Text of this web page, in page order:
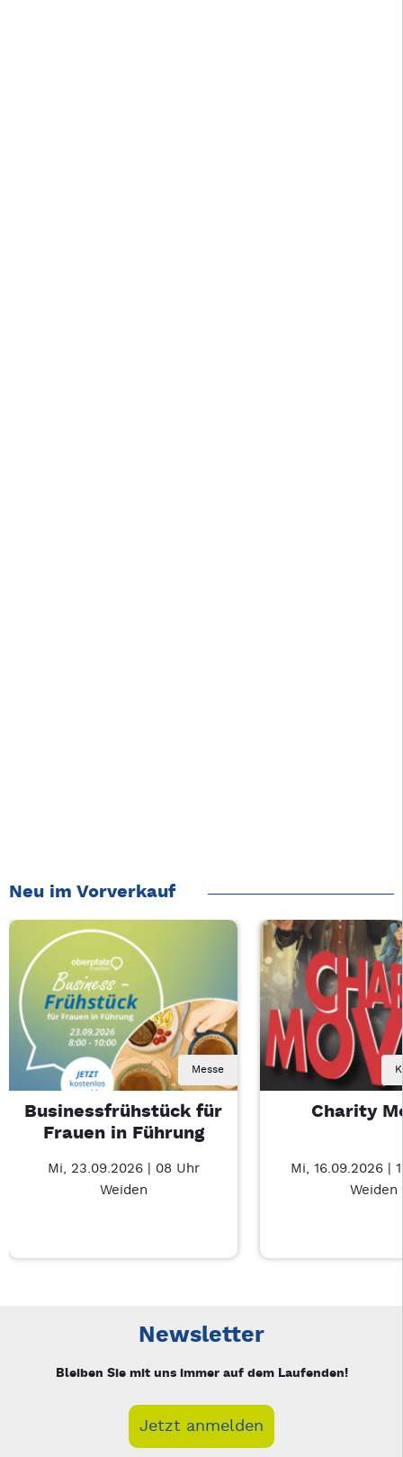
Neu im Vorverkauf
Messe
Businessfrühstück für
Frauen in Führung
Mi, 23.09.2026 | 08 Uhr
Weiden
Charity
Mi, 16.09.2026 |
Weiden
Newsletter
Bleiben Sie mit uns immer auf dem Laufenden!
Jetzt anmelden